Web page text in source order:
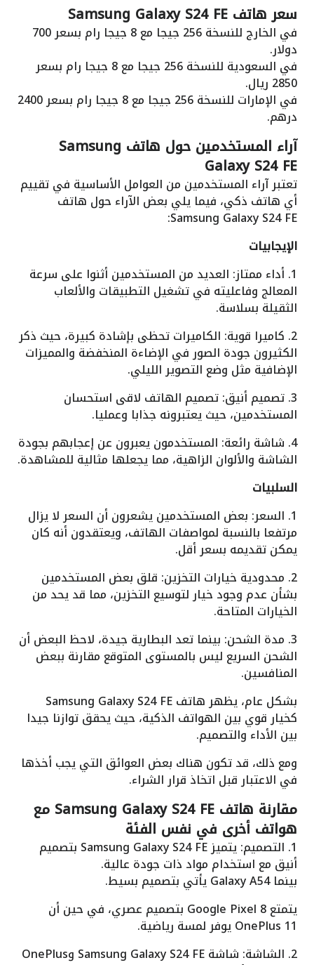
سعر هاتف Samsung Galaxy S24 FE
في الخارج للنسخة 256 جيجا مع 8 جيجا رام بسعر 700
دولار.
في السعودية للنسخة 256 جيجا مع 8 جيجا رام بسعر
2850 ريال.
في الإمارات للنسخة 256 جيجا مع 8 جيجا رام بسعر 2400
درهم.
آراء المستخدمين حول هاتف Samsung
Galaxy S24 FE
تعتبر آراء المستخدمين من العوامل الأساسية في تقييم
أي هاتف ذكي، فيما يلي بعض الآراء حول هاتف
Samsung Galaxy S24 FE:
الإيجابيات
1. أداء ممتاز: العديد من المستخدمين أثنوا على سرعة
المعالج وفاعليته في تشغيل التطبيقات والألعاب
الثقيلة بسلاسة.
2. كاميرا قوية: الكاميرات تحظى بإشادة كبيرة، حيث ذكر
الكثيرون جودة الصور في الإضاءة المنخفضة والمميزات
الإضافية مثل وضع التصوير الليلي.
3. تصميم أنيق: تصميم الهاتف لاقى استحسان
المستخدمين، حيث يعتبرونه جذابا وعمليا.
4. شاشة رائعة: المستخدمون يعبرون عن إعجابهم بجودة
الشاشة والألوان الزاهية، مما يجعلها مثالية للمشاهدة.
السلبيات
1. السعر: بعض المستخدمين يشعرون أن السعر لا يزال
مرتفعا بالنسبة لمواصفات الهاتف، ويعتقدون أنه كان
يمكن تقديمه بسعر أقل.
2. محدودية خيارات التخزين: قلق بعض المستخدمين
بشأن عدم وجود خيار لتوسيع التخزين، مما قد يحد من
الخيارات المتاحة.
3. مدة الشحن: بينما تعد البطارية جيدة، لاحظ البعض أن
الشحن السريع ليس بالمستوى المتوقع مقارنة ببعض
المنافسين.
بشكل عام، يظهر هاتف Samsung Galaxy S24 FE
كخيار قوي بين الهواتف الذكية، حيث يحقق توازنا جيدا
بين الأداء والتصميم.
ومع ذلك، قد تكون هناك بعض العوائق التي يجب أخذها
في الاعتبار قبل اتخاذ قرار الشراء.
مقارنة هاتف Samsung Galaxy S24 FE مع
هواتف أخرى في نفس الفئة
1. التصميم: يتميز Samsung Galaxy S24 FE بتصميم
أنيق مع استخدام مواد ذات جودة عالية.
بينما Galaxy A54 يأتي بتصميم بسيط.
يتمتع Google Pixel 8 بتصميم عصري، في حين أن
OnePlus 11 يوفر لمسة رياضية.
2. الشاشة: شاشة Samsung Galaxy S24 FE وOnePlus